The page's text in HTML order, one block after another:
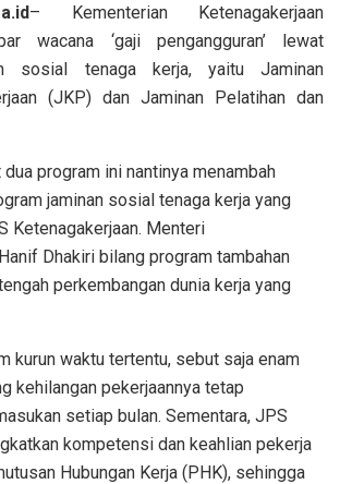
– Kementerian Ketenagakerjaan
wacana ‘gaji pengangguran’ lewat
sosial tenaga kerja, yaitu Jaminan
(JKP) dan Jaminan Pelatihan dan
program ini nantinya menambah
jaminan sosial tenaga kerja yang
Ketenagakerjaan. Menteri
Dhakiri bilang program tambahan
perkembangan dunia kerja yang
kurun waktu tertentu, sebut saja enam
kehilangan pekerjaannya tetap
setiap bulan. Sementara, JPS
kompetensi dan keahlian pekerja
Hubungan Kerja (PHK), sehingga